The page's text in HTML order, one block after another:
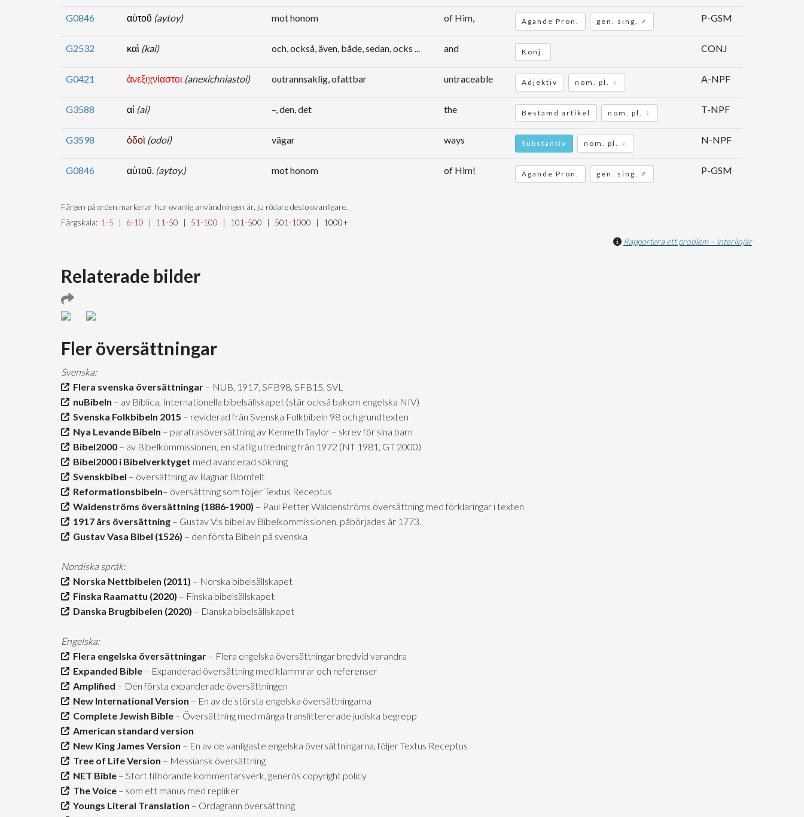
G0846 αὐτοῦ (aytoy) mot honom of Him, Ägande Pron. gen. sing. ♂ P-GSM
G2532 καὶ (kai) och, också, även, både, sedan, ocks ... and Konj. CONJ
G0421 ἀνεξιχνίαστοι (anexichniastoi) outrannsaklig, ofattbar untraceable Adjektiv nom. pl. ♀ A-NPF
G3588 αἱ (ai) –, den, det the Bestämd artikel nom. pl. ♀ T-NPF
G3598 ὁδοὶ (odoi) vägar ways Substantiv nom. pl. ♀ N-NPF
G0846 αὐτοῦ. (aytoy.) mot honom of Him! Ägande Pron. gen. sing. ♂ P-GSM
Färgen på orden markerar hur ovanlig användningen är, ju rödare desto ovanligare.
Färgskala: 1-5 6-10 11-50 51-100 101-500 501-1000 1000+
Rapportera ett problem – interlinjär
Relaterade bilder
Fler översättningar
Svenska:
Flera svenska översättningar – NUB, 1917, SFB98, SFB15, SVL
nuBibeln – av Biblica, Internationella bibelsällskapet (står också bakom engelska NIV)
Svenska Folkbibeln 2015 – reviderad från Svenska Folkbibeln 98 och grundtexten
Nya Levande Bibeln – parafrasöversättning av Kenneth Taylor – skrev för sina barn
Bibel2000 – av Bibelkommissionen, en statlig utredning från 1972 (NT 1981, GT 2000)
Bibel2000 i Bibelverktyget med avancerad sökning
Svenskbibel – översättning av Ragnar Blomfelt
Reformationsbibeln– översättning som följer Textus Receptus
Waldenströms översättning (1886-1900) – Paul Petter Waldenströms översättning med förklaringar i texten
1917 års översättning – Gustav V:s bibel av Bibelkommissionen, påbörjades år 1773.
Gustav Vasa Bibel (1526) – den första Bibeln på svenska
Nordiska språk:
Norska Nettbibelen (2011) – Norska bibelsällskapet
Finska Raamattu (2020) – Finska bibelsällskapet
Danska Brugbibelen (2020) – Danska bibelsällskapet
Engelska:
Flera engelska översättningar – Flera engelska översättningar bredvid varandra
Expanded Bible – Expanderad översättning med klammrar och referenser
Amplified – Den första expanderade översättningen
New International Version – En av de största engelska översättningarna
Complete Jewish Bible – Översättning med många translittererade judiska begrepp
American standard version
New King James Version – En av de vanligaste engelska översättningarna, följer Textus Receptus
Tree of Life Version – Messiansk översättning
NET Bible – Stort tillhörande kommentarsverk, generös copyright policy
The Voice – som ett manus med repliker
Youngs Literal Translation – Ordagrann översättning